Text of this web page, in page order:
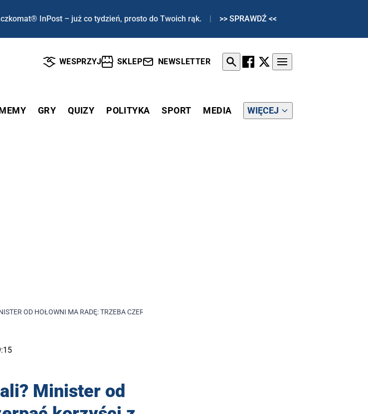
InPost – już co tydzień, prosto do Twoich rąk. | >> SPRAWDŹ <<
WESPRZYJ SKLEP NEWSLETTER
GRY QUIZY POLITYKA SPORT MEDIA WIĘCEJ
OD HOŁOWNI MA RADĘ: TRZEBA CZERPAĆ KORZYŚCI Z MIGRANTÓW
Minister od